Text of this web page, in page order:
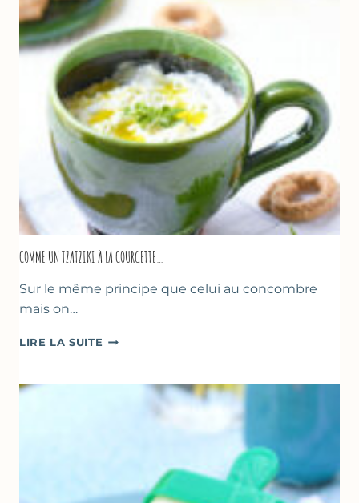
COMME UN TZATZIKI À LA COURGETTE…
Sur le même principe que celui au concombre
mais on…
LIRE LA SUITE COMME
À
COURGETTE…